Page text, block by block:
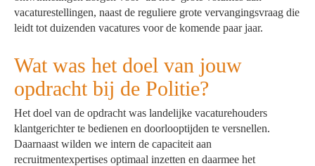
vacaturestellingen, naast de reguliere grote vervangingsvraag die
leidt tot duizenden vacatures voor de komende paar jaar.
Wat was het doel van jouw
opdracht bij de Politie?
Het doel van de opdracht was landelijke vacaturehouders
klantgerichter te bedienen en doorlooptijden te versnellen.
Daarnaast wilden we intern de capaciteit aan
recruitmentexpertises optimaal inzetten en daarmee het